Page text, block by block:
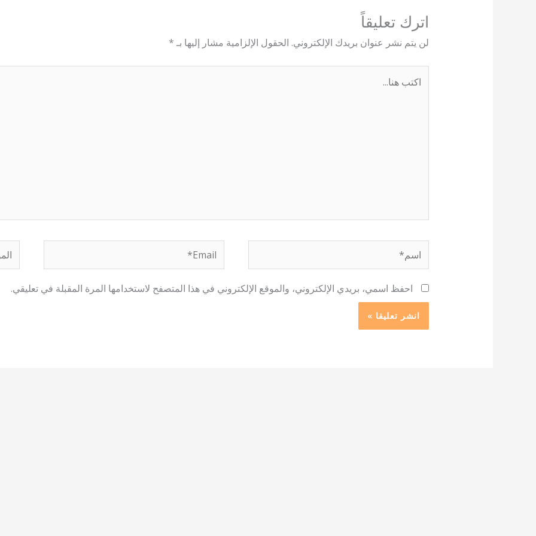
اترك تعليقاً
لن يتم نشر عنوان بريدك الإلكتروني. الحقول الإلزامية مشار إليها بـ *
اسم* Email*
احفظ اسمي، بريدي الإلكتروني، والموقع الإلكتروني في هذا المتصفح لاستخدامها المرة المقبلة في تعليقي.